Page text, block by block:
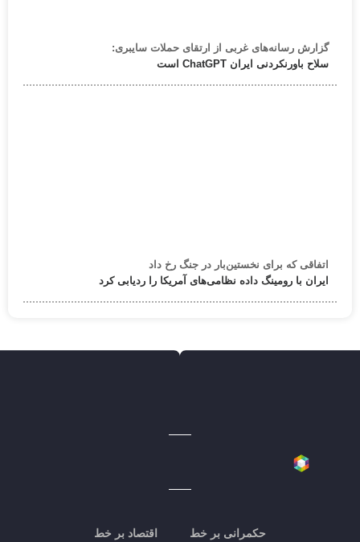
گزارش رسانه‌های غربی از ارتقای حملات سایبری:
سلاح باورنکردنی ایران ChatGPT است
اتفاقی که برای نخستین‌بار در جنگ رخ داد
ایران با رومینگ داده نظامی‌های آمریکا را ردیابی کرد
حکمرانی بر خط اقتصاد بر خط